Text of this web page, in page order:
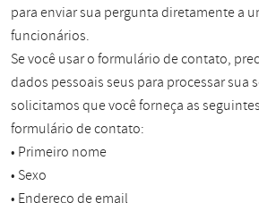
para enviar sua pergunta diretamente a
funcionários.
Se você usar o formulário de contato,
dados pessoais seus para processar sua
solicitamos que você forneça as
formulário de contato:
• Primeiro nome
• Sexo
• Endereço de email